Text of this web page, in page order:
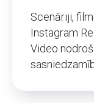
Scenāriji,
Instagram
Video